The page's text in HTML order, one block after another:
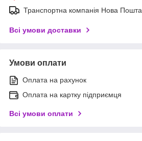
Транспортна компанія Нова Пошта
Всі умови доставки
Умови оплати
Оплата на рахунок
Оплата на картку підприємця
Всі умови оплати